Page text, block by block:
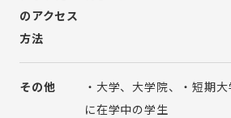
のアクセス
方法
その他
・大学、大学院、・短期
に在学中の学生